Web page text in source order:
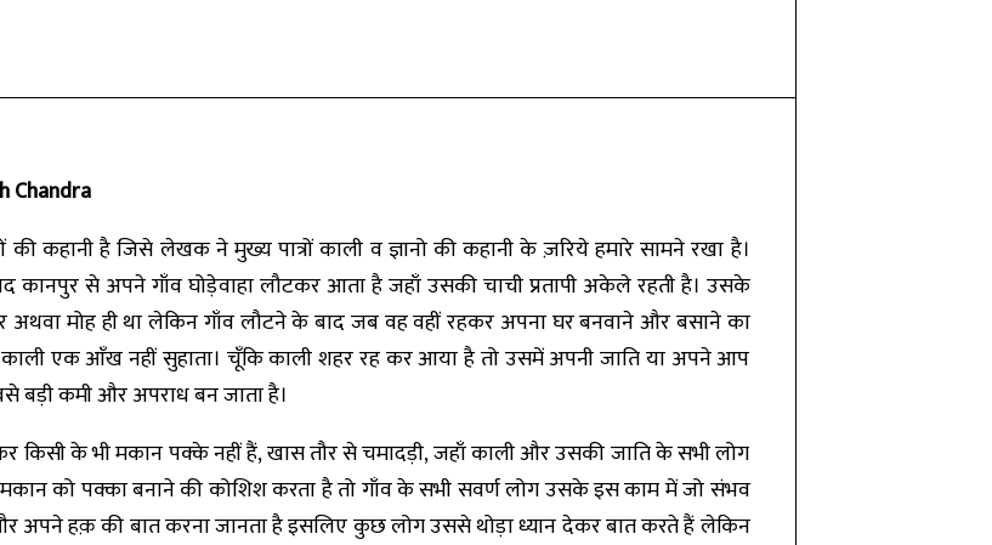
Chandra
की कहानी है जिसे लेखक ने मुख्य पात्रों काली व ज्ञानो की कहानी के ज़रिये हमारे सामने रखा है।
से अपने गाँव घोड़ेवाहा लौटकर आता है जहाँ उसकी चाची प्रतापी अकेले रहती है। उसके
अथवा मोह ही था लेकिन गाँव लौटने के बाद जब वह वहीं रहकर अपना घर बनवाने और बसाने का
काली एक आँख नहीं सुहाता। चूँकि काली शहर रह कर आया है तो उसमें अपनी जाति या अपने आप
बड़ी कमी और अपराध बन जाता है।
किसी के भी मकान पक्के नहीं हैं, खास तौर से चमादड़ी, जहाँ काली और उसकी जाति के सभी लोग
मकान को पक्का बनाने की कोशिश करता है तो गाँव के सभी सवर्ण लोग उसके इस काम में जो संभव
अपने हक़ की बात करना जानता है इसलिए कुछ लोग उससे थोड़ा ध्यान देकर बात करते हैं लेकिन